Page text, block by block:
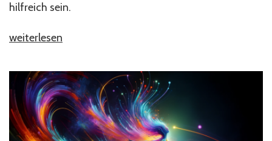
hilfreich sein.
„Was
eigentlich
ein
Jenseits-
Kontakt?“
weiterlesen